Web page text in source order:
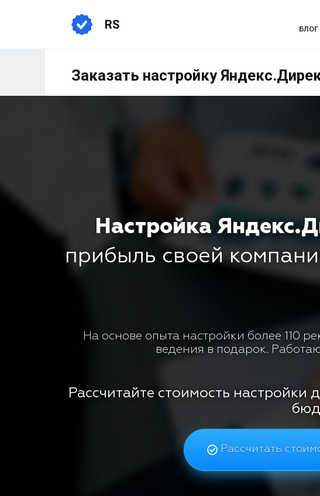
RS БЛОГ
Заказать настройку
Настройка
прибыль своей
На основе опыта настройки более 110
ведения в подарок.
Рассчитайте стоимость настройки
Рассчитать